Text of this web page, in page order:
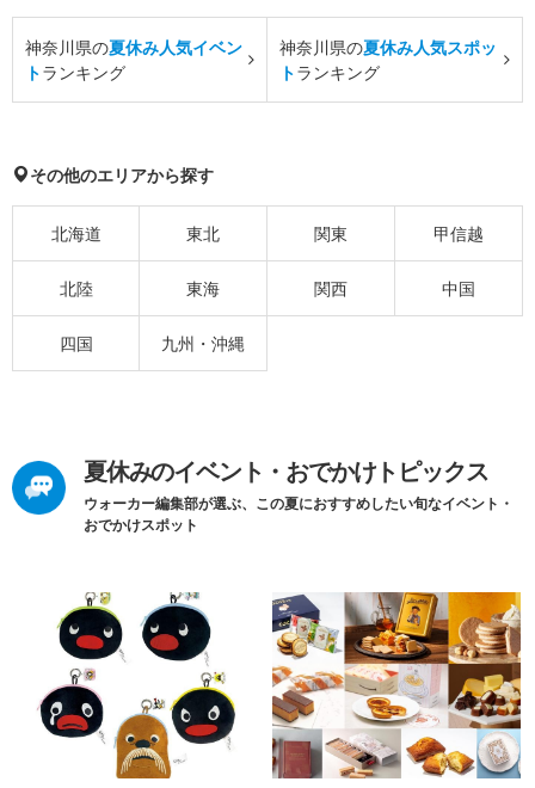
神奈川県の夏休み人気イベン
トランキング
神奈川県の夏休み人気スポッ
トランキング
その他のエリアから探す
北海道 東北 関東 甲信越
北陸 東海 関西 中国
四国 九州・沖縄
夏休みのイベント・おでかけトピックス
ウォーカー編集部が選ぶ、この夏におすすめしたい旬なイベント・
おでかけスポット